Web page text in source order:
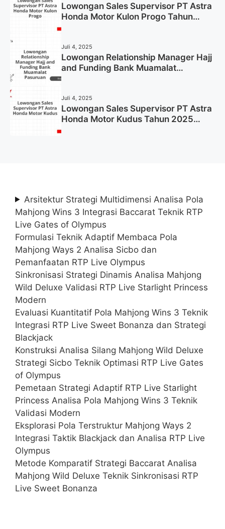
Lowongan Sales Supervisor PT Astra
Honda Motor Kulon Progo Tahun
Juli 4, 2025
Lowongan Relationship Manager Hajj
and Funding Bank Muamalat
Juli 4, 2025
Lowongan Sales Supervisor PT Astra
Honda Motor Kudus Tahun 2025
Arsitektur Strategi Multidimensi Analisa Pola
Mahjong Wins 3 Integrasi Baccarat Teknik RTP
Live Gates of Olympus
Formulasi Teknik Adaptif Membaca Pola
Mahjong Ways 2 Analisa Sicbo dan
Pemanfaatan RTP Live Olympus
Sinkronisasi Strategi Dinamis Analisa Mahjong
Wild Deluxe Validasi RTP Live Starlight Princess
Modern
Evaluasi Kuantitatif Pola Mahjong Wins 3 Teknik
Integrasi RTP Live Sweet Bonanza dan Strategi
Blackjack
Konstruksi Analisa Silang Mahjong Wild Deluxe
Strategi Sicbo Teknik Optimasi RTP Live Gates
of Olympus
Pemetaan Strategi Adaptif RTP Live Starlight
Princess Analisa Pola Mahjong Wins 3 Teknik
Validasi Modern
Eksplorasi Pola Terstruktur Mahjong Ways 2
Integrasi Taktik Blackjack dan Analisa RTP Live
Olympus
Metode Komparatif Strategi Baccarat Analisa
Mahjong Wild Deluxe Teknik Sinkronisasi RTP
Live Sweet Bonanza